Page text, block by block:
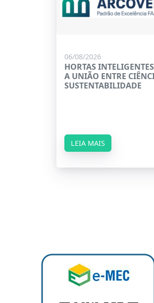
06/08/2026
HORTAS
A UNIÃO ENTRE
SUSTENTABILIDADE
LEIA MAIS